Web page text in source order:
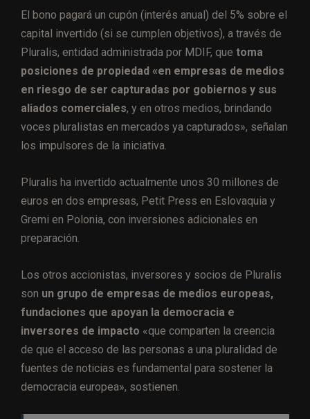
El bono pagará un cupón (interés anual) del 5% sobre el
capital invertido (si se cumplen objetivos), a través de
Pluralis, entidad administrada por MDIF, que toma
posiciones de propiedad «en empresas de medios
en riesgo de ser capturadas por gobiernos y sus
aliados comerciales, y en otros medios, brindando
voces pluralistas en mercados ya capturados», señalan
los impulsores de la iniciativa.
Pluralis ha invertido actualmente unos 30 millones de
euros en dos empresas, Petit Press en Eslovaquia y
Gremi en Polonia, con inversiones adicionales en
preparación.
Los otros accionistas, inversores y socios de Pluralis
son un grupo de empresas de medios europeas,
fundaciones que apoyan la democracia e
inversores de impacto «que comparten la creencia
de que el acceso de las personas a una pluralidad de
fuentes de noticias es fundamental para sostener la
democracia europea», sostienen.